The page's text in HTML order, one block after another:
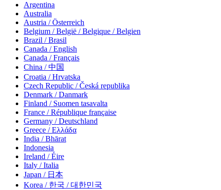
Argentina
Australia
Austria / Österreich
Belgium / België / Belgique / Belgien
Brazil / Brasil
Canada / English
Canada / Français
China / 中国
Croatia / Hrvatska
Czech Republic / Česká republika
Denmark / Danmark
Finland / Suomen tasavalta
France / République française
Germany / Deutschland
Greece / Ελλάδα
India / Bhārat
Indonesia
Ireland / Éire
Italy / Italia
Japan / 日本
Korea / 한국 / 대한민국